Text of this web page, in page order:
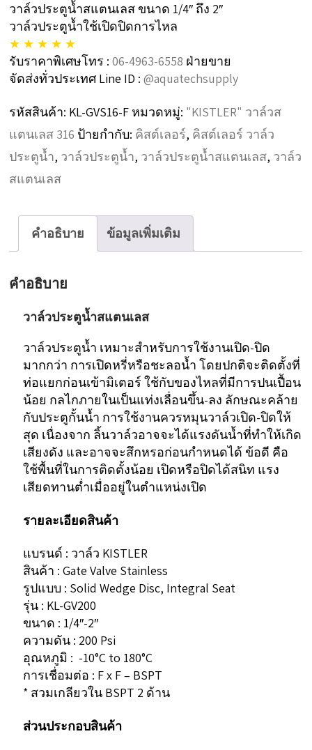
วาล์วประตูน้ำสแตนเลส ขนาด 1/4″ ถึง 2″
วาล์วประตูน้ำใช้เปิดปิดการไหล
★ ★ ★ ★ ★
รับราคาพิเศษโทร :06-4963-6558 ฝ่ายขาย
จัดส่งทั่วประเทศ Line ID :@aquatechsupply
รหัสสินค้า: KL-GVS16-F หมวดหมู่: "KISTLER" วาล์วส
แตนเลส 316 ป้ายกำกับ: คิสต์เลอร์, คิสต์เลอร์ วาล์ว
ประตูน้ำ, วาล์วประตูน้ำ, วาล์วประตูน้ำสแตนเลส, วาล์ว
สแตนเลส
คำอธิบาย ข้อมูลเพิ่มเติม
คำอธิบาย
วาล์วประตูน้ำสแตนเลส
วาล์วประตูน้ำ เหมาะสำหรับการใช้งานเปิด-ปิด
มากกว่า การเปิดหรี่หรือชะลอน้ำ โดยปกติจะติดตั้งที่
ท่อแยกก่อนเข้ามิเตอร์ ใช้กับของไหลที่มีการปนเปื้อน
น้อย กลไกภายในเป็นแท่งเลื่อนขึ้น-ลง ลักษณะคล้าย
กับประตูกั้นน้ำ การใช้งานควรหมุนวาล์วเปิด-ปิดให้
สุด เนื่องจาก ลิ้นวาล์วอาจจะได้แรงดันน้ำที่ทำให้เกิด
เสียงดัง และอาจจะสึกหรอก่อนกำหนดได้ ข้อดี คือ
ใช้พื้นที่ในการติดตั้งน้อย เปิดหรือปิดได้สนิท แรง
เสียดทานต่ำเมื่ออยู่ในตำแหน่งเปิด
รายละเอียดสินค้า
แบรนด์ : วาล์ว KISTLER
สินค้า : Gate Valve Stainless
รูปแบบ : Solid Wedge Disc, Integral Seat
รุ่น : KL-GV200
ขนาด : 1/4″-2″
ความดัน : 200 Psi
อุณหภูมิ : -10°C to 180°C
การเชื่อมต่อ : F x F – BSPT
* สวมเกลียวใน BSPT 2 ด้าน
ส่วนประกอบสินค้า